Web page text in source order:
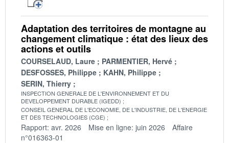
Adaptation des territoires de montagne au
changement climatique : état des lieux des
actions et outils
COURSELAUD, Laure
PARMENTIER, Hervé
DESFOSSES, Philippe
KAHN, Philippe
SERIN, Thierry
INSPECTION GENERALE DE L'ENVIRONNEMENT ET DU
DEVELOPPEMENT DURABLE (IGEDD)
CONSEIL GENERAL DE L'ECONOMIE, DE L'INDUSTRIE, DE L'ENERGIE
ET DES TECHNOLOGIES (CGE)
Rapport: avr. 2026 Mise en ligne: juin 2026
Affaire
n°016363-01